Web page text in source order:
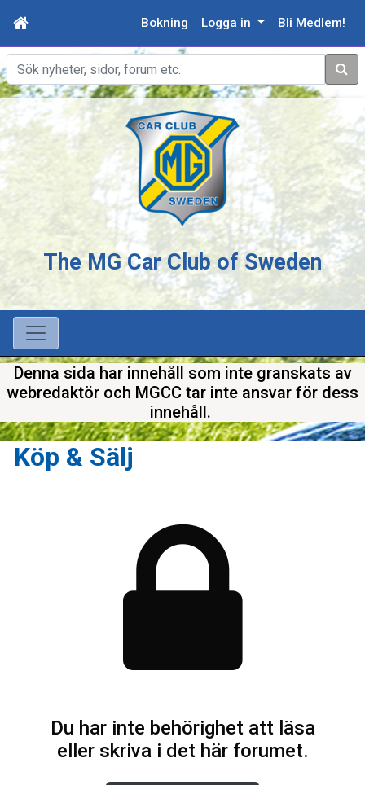
Bokning Logga in Bli Medlem!
Sök
The MG Car Club of Sweden
Denna sida har innehåll som inte granskats av
webredaktör och MGCC tar inte ansvar för dess
innehåll.
Köp & Sälj
Du har inte behörighet att läsa
eller skriva i det här forumet.